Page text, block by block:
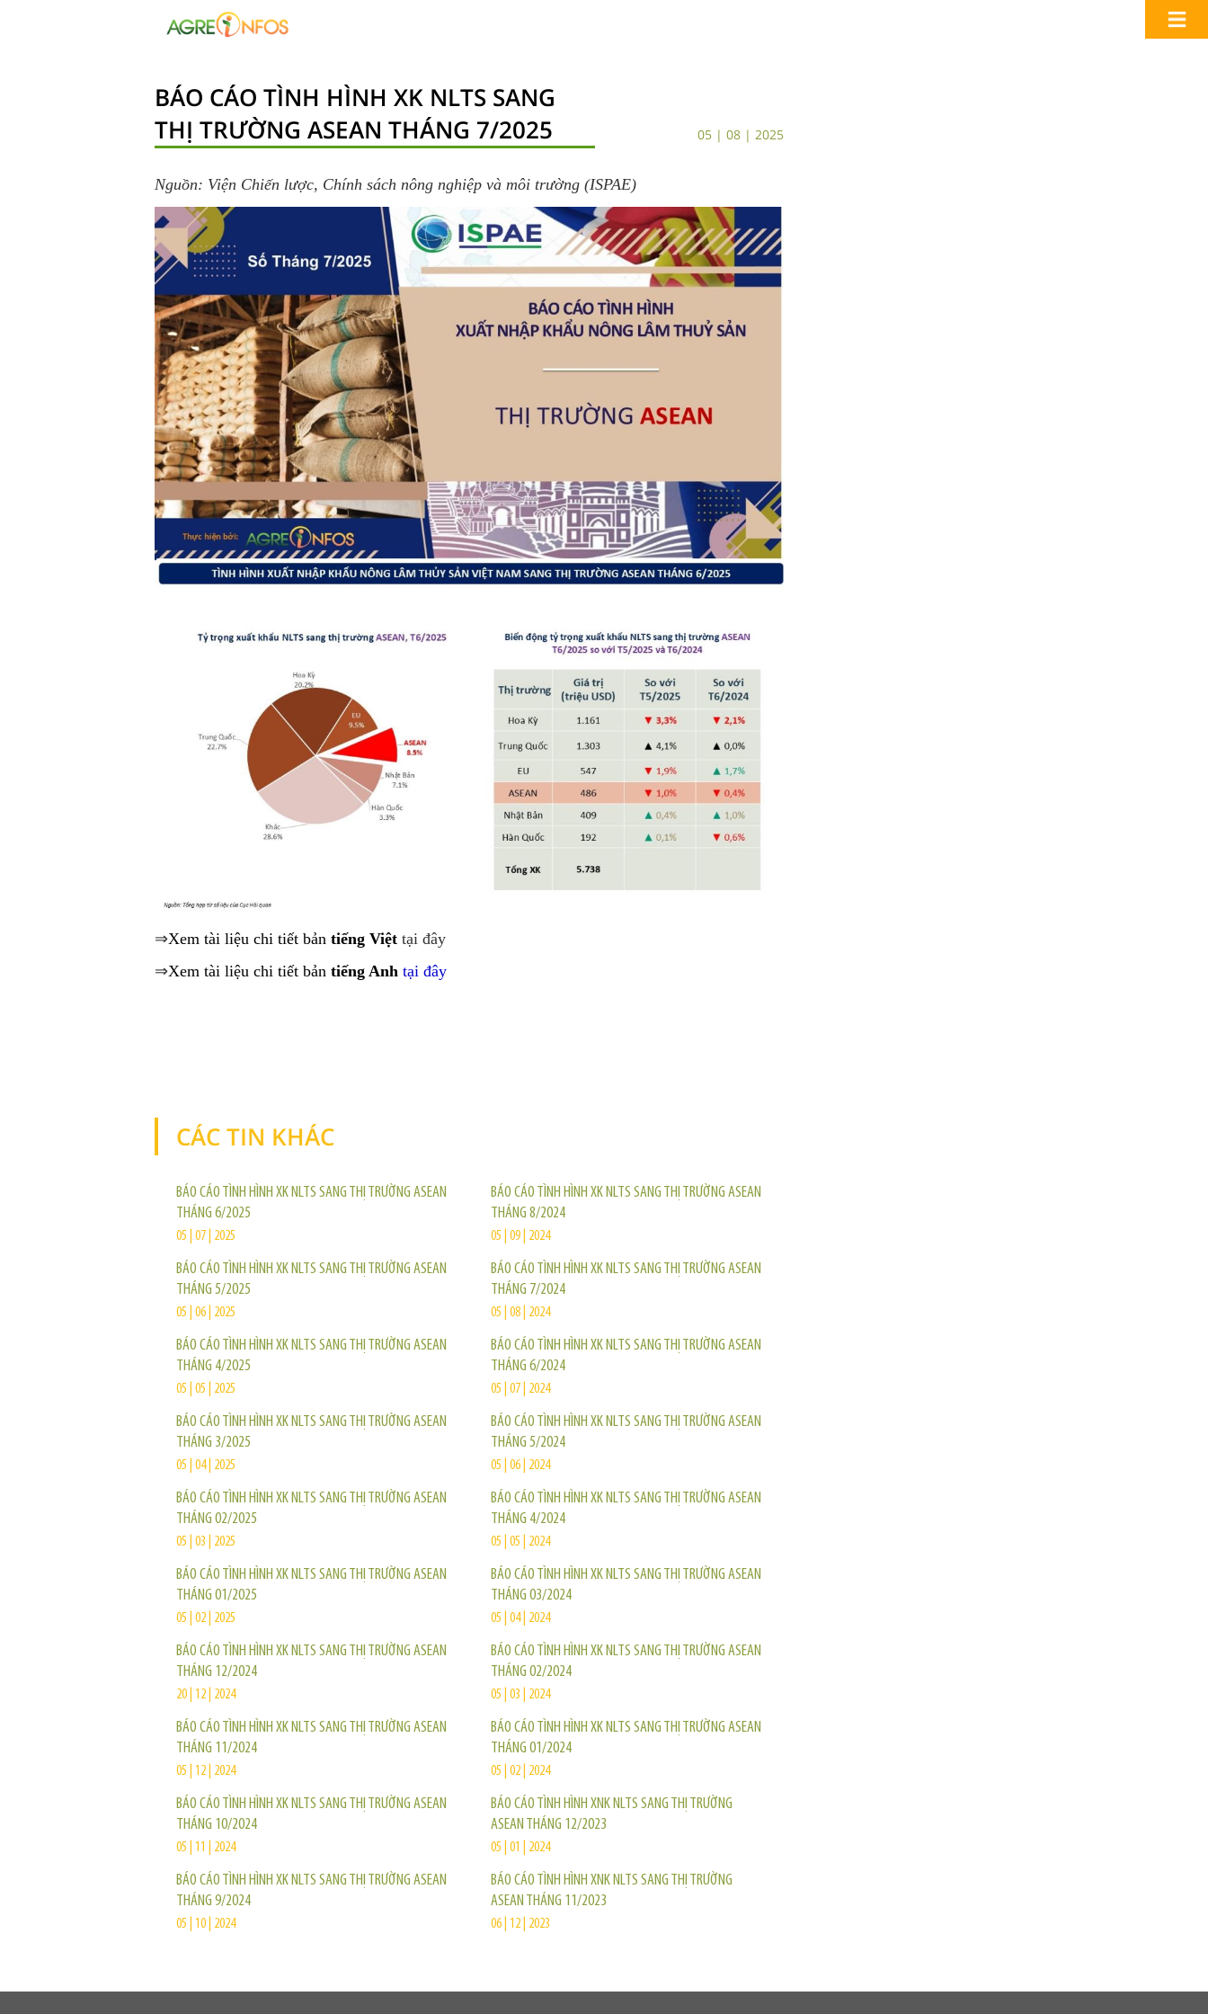
BÁO CÁO TÌNH HÌNH XK NLTS SANG
THỊ TRƯỜNG ASEAN THÁNG 7/2025
05 | 08 | 2025
Nguồn: Viện Chiến lược, Chính sách nông nghiệp và môi trường (ISPAE)
⇒Xem tài liệu chi tiết bản tiếng Việt tại đây
⇒Xem tài liệu chi tiết bản tiếng Anh tại đây
CÁC TIN KHÁC
BÁO CÁO TÌNH HÌNH XK NLTS SANG THỊ TRƯỜNG ASEAN
THÁNG 6/2025
05 | 07 | 2025
BÁO CÁO TÌNH HÌNH XK NLTS SANG THỊ TRƯỜNG ASEAN
THÁNG 5/2025
05 | 06 | 2025
BÁO CÁO TÌNH HÌNH XK NLTS SANG THỊ TRƯỜNG ASEAN
THÁNG 4/2025
05 | 05 | 2025
BÁO CÁO TÌNH HÌNH XK NLTS SANG THỊ TRƯỜNG ASEAN
THÁNG 3/2025
05 | 04 | 2025
BÁO CÁO TÌNH HÌNH XK NLTS SANG THỊ TRƯỜNG ASEAN
THÁNG 02/2025
05 | 03 | 2025
BÁO CÁO TÌNH HÌNH XK NLTS SANG THỊ TRƯỜNG ASEAN
THÁNG 01/2025
05 | 02 | 2025
BÁO CÁO TÌNH HÌNH XK NLTS SANG THỊ TRƯỜNG ASEAN
THÁNG 12/2024
20 | 12 | 2024
BÁO CÁO TÌNH HÌNH XK NLTS SANG THỊ TRƯỜNG ASEAN
THÁNG 11/2024
05 | 12 | 2024
BÁO CÁO TÌNH HÌNH XK NLTS SANG THỊ TRƯỜNG ASEAN
THÁNG 10/2024
05 | 11 | 2024
BÁO CÁO TÌNH HÌNH XK NLTS SANG THỊ TRƯỜNG ASEAN
THÁNG 9/2024
05 | 10 | 2024
BÁO CÁO TÌNH HÌNH XK NLTS SANG THỊ TRƯỜNG ASEAN
THÁNG 8/2024
05 | 09 | 2024
BÁO CÁO TÌNH HÌNH XK NLTS SANG THỊ TRƯỜNG ASEAN
THÁNG 7/2024
05 | 08 | 2024
BÁO CÁO TÌNH HÌNH XK NLTS SANG THỊ TRƯỜNG ASEAN
THÁNG 6/2024
05 | 07 | 2024
BÁO CÁO TÌNH HÌNH XK NLTS SANG THỊ TRƯỜNG ASEAN
THÁNG 5/2024
05 | 06 | 2024
BÁO CÁO TÌNH HÌNH XK NLTS SANG THỊ TRƯỜNG ASEAN
THÁNG 4/2024
05 | 05 | 2024
BÁO CÁO TÌNH HÌNH XK NLTS SANG THỊ TRƯỜNG ASEAN
THÁNG 03/2024
05 | 04 | 2024
BÁO CÁO TÌNH HÌNH XK NLTS SANG THỊ TRƯỜNG ASEAN
THÁNG 02/2024
05 | 03 | 2024
BÁO CÁO TÌNH HÌNH XK NLTS SANG THỊ TRƯỜNG ASEAN
THÁNG 01/2024
05 | 02 | 2024
BÁO CÁO TÌNH HÌNH XNK NLTS SANG THỊ TRƯỜNG
ASEAN THÁNG 12/2023
05 | 01 | 2024
BÁO CÁO TÌNH HÌNH XNK NLTS SANG THỊ TRƯỜNG
ASEAN THÁNG 11/2023
06 | 12 | 2023